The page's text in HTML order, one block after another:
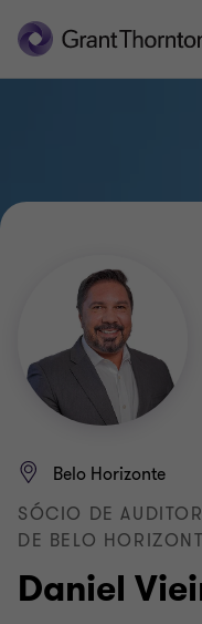
Daniel
Belo Horizonte
SÓCIO DE
DE BELO